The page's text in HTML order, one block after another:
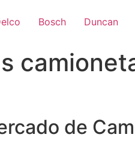
Bosch Duncan
de